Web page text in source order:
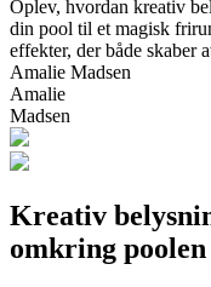
Oplev, hvordan kreativ
din pool til et magisk
effekter, der både skaber
Amalie Madsen
Amalie
Madsen
Kreativ
omkring